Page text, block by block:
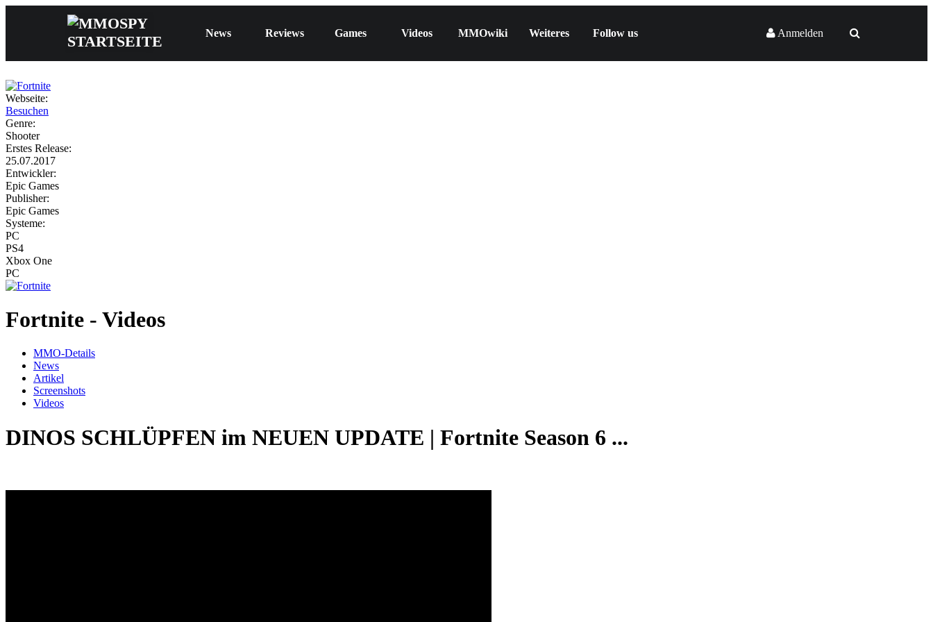
News Reviews Games Videos MMOwiki Weiteres Follow us Anmelden
Webseite:
Besuchen
Genre:
Shooter
Erstes Release:
25.07.2017
Entwickler:
Epic Games
Publisher:
Epic Games
Systeme:
PC
PS4
Xbox One
PC
Fortnite - Videos
MMO-Details
News
Artikel
Screenshots
Videos
DINOS SCHLÜPFEN im NEUEN UPDATE | Fortnite Season 6 ...